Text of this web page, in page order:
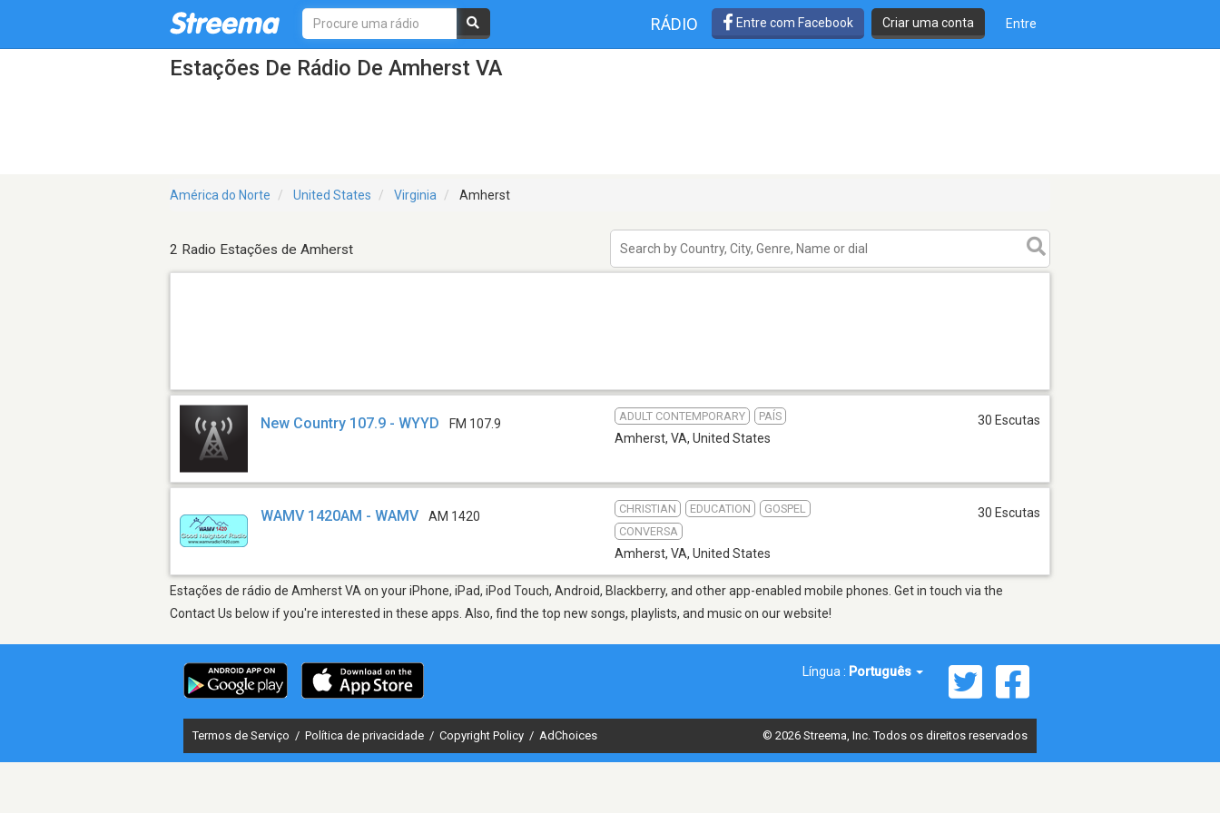
RÁDIO Entre com Facebook Criar uma conta Entre
Estações De Rádio De Amherst VA
América do Norte United States Virginia Amherst
2 Radio Estações de Amherst
New Country 107.9 - WYYD FM 107.9
ADULT CONTEMPORARY PAÍS
Amherst, VA, United States
30 Escutas
WAMV 1420AM - WAMV AM 1420
CHRISTIAN EDUCATION
GOSPEL
CONVERSA
Amherst, VA, United States
30 Escutas
Estações de rádio de Amherst VA on your iPhone, iPad, iPod Touch, Android, Blackberry, and other app-enabled mobile phones. Get in touch via the
Contact Us below if you're interested in these apps. Also, find the top new songs, playlists, and music on our website!
Língua : Português
Termos de Serviço / Política de privacidade / Copyright Policy / AdChoices © 2026 Streema, Inc. Todos os direitos reservados